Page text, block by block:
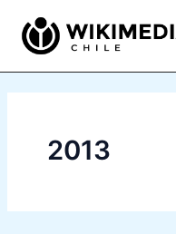
contenido
2013